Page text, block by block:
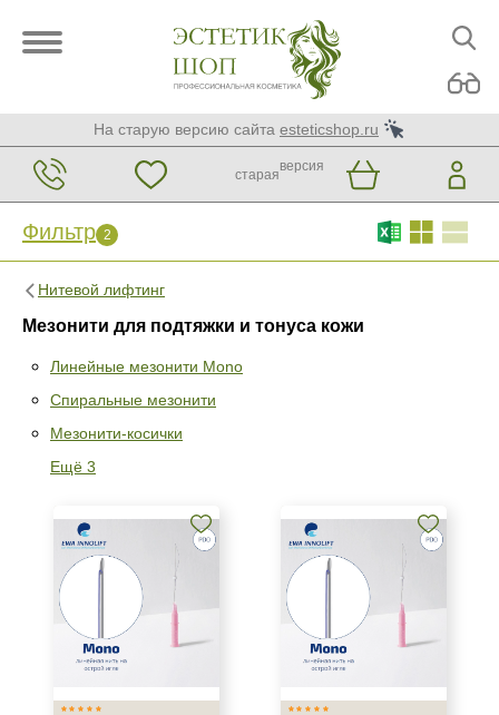
На старую версию сайта esteticshop.ru
старая
версия
Фильтр 2
Нитевой лифтинг
Мезонити для подтяжки и тонуса кожи
Линейные мезонити Mono
Спиральные мезонити
Мезонити-косички
Ещё 3
Фильтр 2 Сброс
Спиральные мезонити
Мезонити-косички
Показать еще
Бренд
DG-lift
EWA INNOLIFT